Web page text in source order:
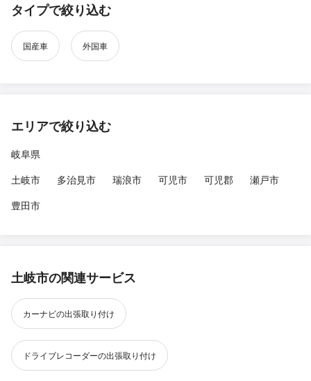
タイプで絞り込む
国産車 外国車
エリアで絞り込む
岐阜県
土岐市
多治見市 瑞浪市 可児市 可児郡
瀬戸市
豊田市
土岐市の関連サービス
カーナビの出張取り付け
ドライブレコーダーの出張取り付け